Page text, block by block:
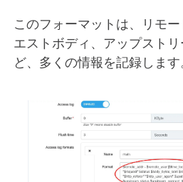
このフォーマットは、リモ
エストボディ、アップスト
ど、多くの情報を記録します